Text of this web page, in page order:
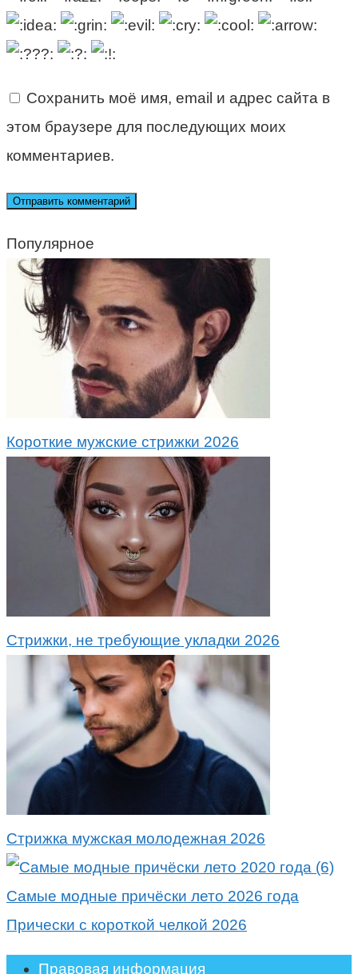
Сохранить моё имя, email и адрес сайта в
этом браузере для последующих моих
комментариев.
Популярное
Короткие мужские стрижки 2026
Стрижки, не требующие укладки 2026
Стрижка мужская молодежная 2026
Самые модные причёски лето 2026 года
Прически с короткой челкой 2026
Правовая информация